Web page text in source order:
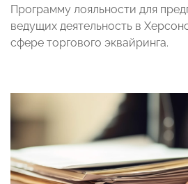
Программу лояльности для
ведущих деятельность в
сфере торгового эквайринга.